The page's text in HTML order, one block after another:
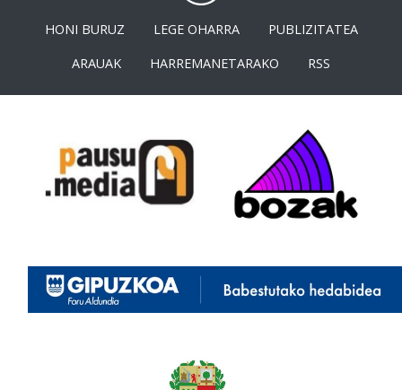
HONI BURUZ LEGE OHARRA
PUBLIZITATEA
ARAUAK
HARREMANETARAKO RSS